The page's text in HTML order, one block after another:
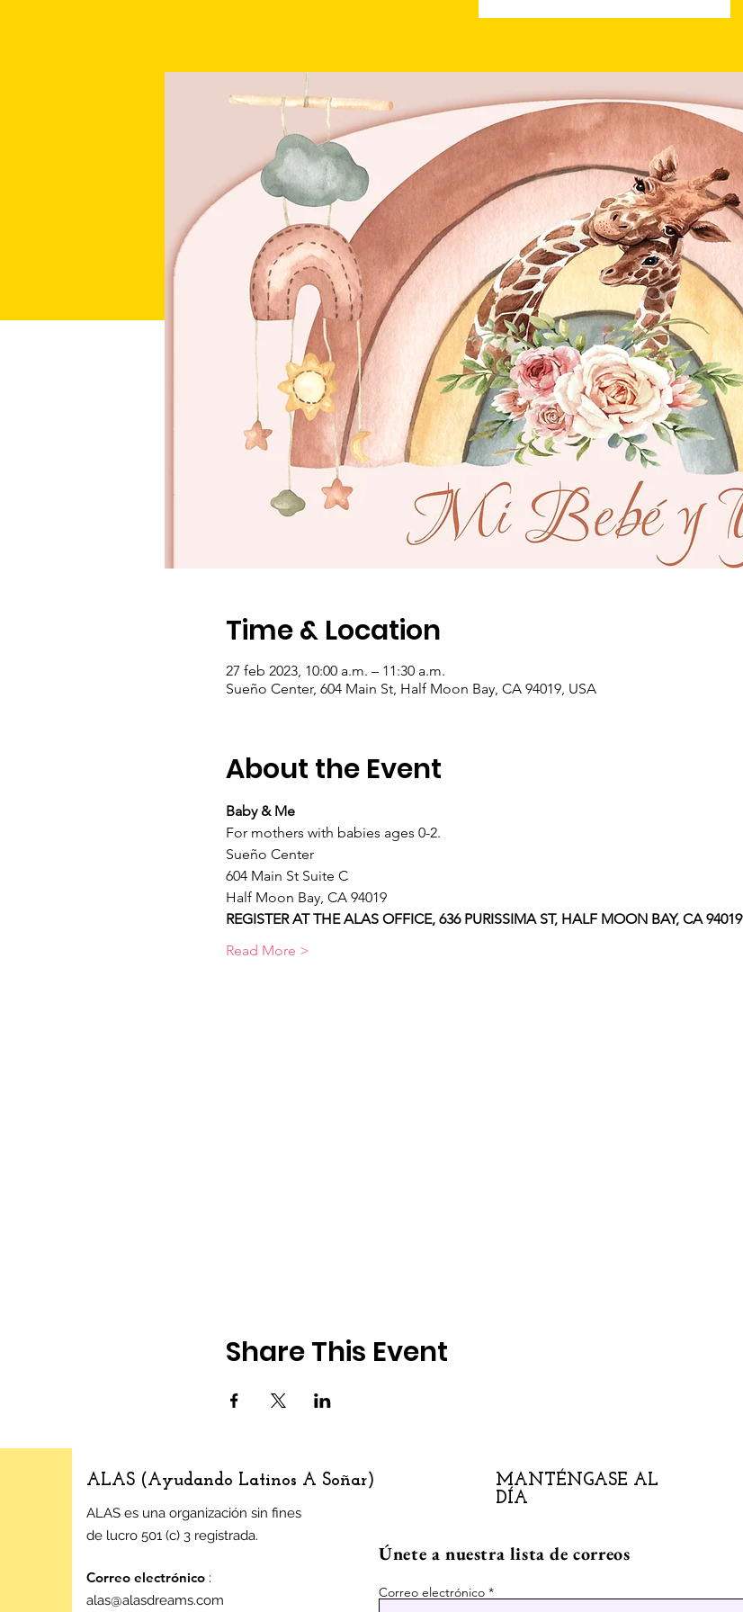
Time & Location
27 feb 2023, 10:00 a.m. – 11:30 a.m.
Sueño Center, 604 Main St, Half Moon Bay, CA 94019, USA
About the Event
Baby & Me
For mothers with babies ages 0-2.
Sueño Center
604 Main St Suite C
Half Moon Bay, CA 94019
REGISTER AT THE ALAS OFFICE, 636 PURISSIMA ST, HALF MOON BAY, CA 94019
Read More >
Share This Event
ALAS (Ayudando Latinos A Soñar)
ALAS es una organización sin fines
de lucro 501 (c) 3 registrada.
Correo electrónico :
alas@alasdreams.com
MANTÉNGASE AL
DÍA
Únete a nuestra lista de correos
Correo electrónico